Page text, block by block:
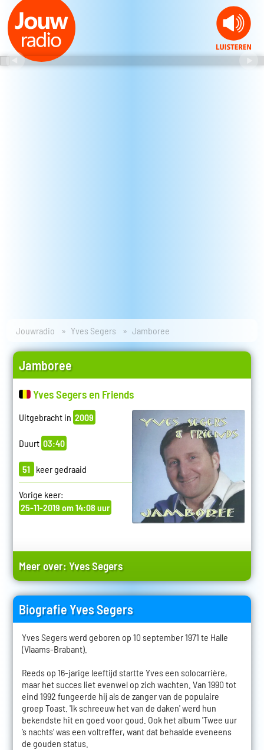
Jouwradio Yves Segers Jamboree
Jamboree
Yves Segers en Friends
Uitgebracht in 2009
Duurt 03:40
51 keer gedraaid
Vorige keer:
25-11-2019 om 14:08 uur
Meer over:Yves Segers
Biografie Yves Segers
Yves Segers werd geboren op 10 september 1971 te Halle
(Vlaams-Brabant).
Reeds op 16-jarige leeftijd startte Yves een solocarrière,
maar het succes liet evenwel op zich wachten. Van 1990 tot
eind 1992 fungeerde hij als de zanger van de populaire
groep Toast. 'Ik schreeuw het van de daken' werd hun
bekendste hit en goed voor goud. Ook het album 'Twee uur
’s nachts' was een voltreffer, want dat behaalde eveneens
de gouden status.